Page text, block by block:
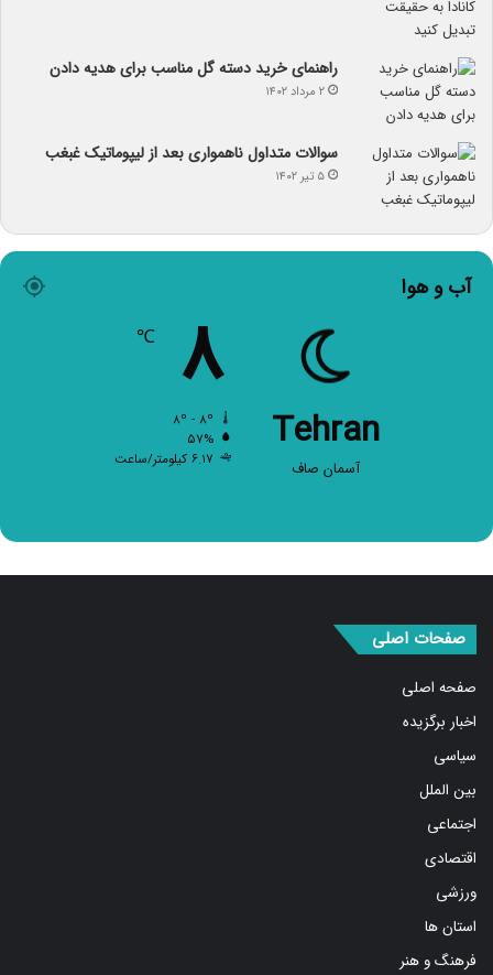
راهنمای خرید دسته گل مناسب برای هدیه دادن
۲ مرداد ۱۴۰۲
سوالات متداول ناهمواری بعد از لیپوماتیک غبغب
۵ تیر ۱۴۰۲
آب و هوا
Tehran
آسمان صاف
۸ ℃
۵۷%
۶.۱۷ کیلومتر/ساعت
صفحات اصلی
صفحه اصلی
اخبار برگزیده
سیاسی
بین الملل
اجتماعی
اقتصادی
ورزشی
استان ها
فرهنگ و هنر